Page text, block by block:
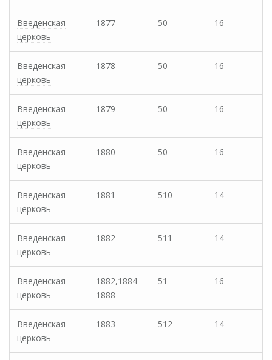
Введенская
церковь
1877 50 16
Введенская
церковь
1878 50 16
Введенская
церковь
1879 50 16
Введенская
церковь
1880 50 16
Введенская
церковь
1881 510 14
Введенская
церковь
1882 511 14
Введенская
церковь
1882,1884-
1888
51 16
Введенская
церковь
1883 512 14